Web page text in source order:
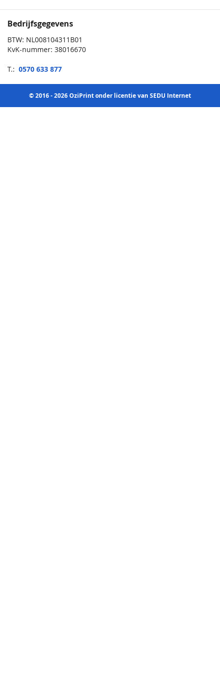
Bedrijfsgegevens
BTW: NL008104311B01
KvK-nummer: 38016670
T.: 0570 633 877
© 2016 - 2026 OziPrint onder licentie van SEDU Internet